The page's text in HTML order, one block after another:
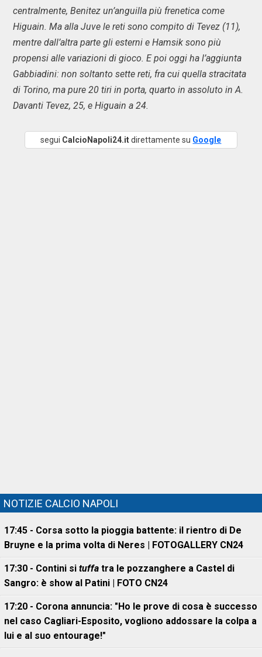
centralmente, Benitez un’anguilla più frenetica come
Higuain. Ma alla Juve le reti sono compito di Tevez (11),
mentre dall’altra parte gli esterni e Hamsik sono più
propensi alle variazioni di gioco. E poi oggi ha l’aggiunta
Gabbiadini: non soltanto sette reti, fra cui quella stracitata
di Torino, ma pure 20 tiri in porta, quarto in assoluto in A.
Davanti Tevez, 25, e Higuain a 24.
segui CalcioNapoli24.itdirettamente su Google
NOTIZIE CALCIO NAPOLI
17:45 - Corsa sotto la pioggia battente: il rientro di De
Bruyne e la prima volta di Neres | FOTOGALLERY CN24
17:30 - Contini si tuffa tra le pozzanghere a Castel di
Sangro: è show al Patini | FOTO CN24
17:20 - Corona annuncia: "Ho le prove di cosa è successo
nel caso Cagliari-Esposito, vogliono addossare la colpa a
lui e al suo entourage!"